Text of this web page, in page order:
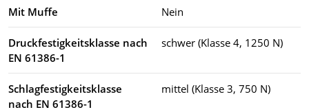
Mit Muffe Nein
Druckfestigkeitsklasse nach
EN 61386-1
schwer (Klasse 4, 1250 N)
Schlagfestigkeitsklasse
nach EN 61386-1
mittel (Klasse 3, 750 N)